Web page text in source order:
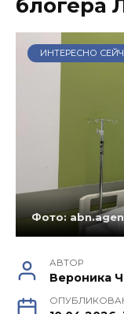
блогера
ИНТЕРЕСНО
Фото:
АВТОР
Вероника